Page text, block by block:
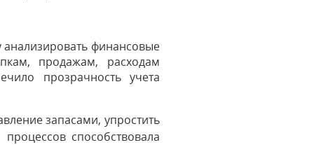
финансовые
продажам, расходам
прозрачность учета
запасами, упростить
способствовала